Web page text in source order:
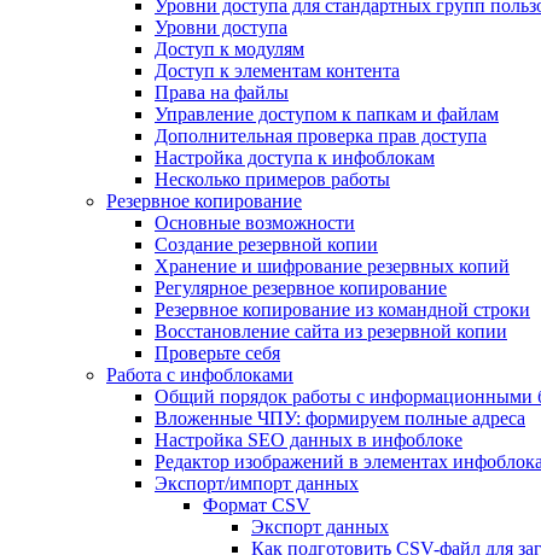
Уровни доступа для стандартных групп
Уровни доступа
Доступ к модулям
Доступ к элементам контента
Права на файлы
Управление доступом к папкам и файлам
Дополнительная проверка прав доступа
Настройка доступа к инфоблокам
Несколько примеров работы
Резервное копирование
Основные возможности
Создание резервной копии
Хранение и шифрование резервных копий
Регулярное резервное копирование
Резервное копирование из командной строки
Восстановление сайта из резервной копии
Проверьте себя
Работа с инфоблоками
Общий порядок работы с информационными
Вложенные ЧПУ: формируем полные адреса
Настройка SEO данных в инфоблоке
Редактор изображений в элементах инфоблока
Экспорт/импорт данных
Формат CSV
Экспорт данных
Как подготовить CSV-файл для